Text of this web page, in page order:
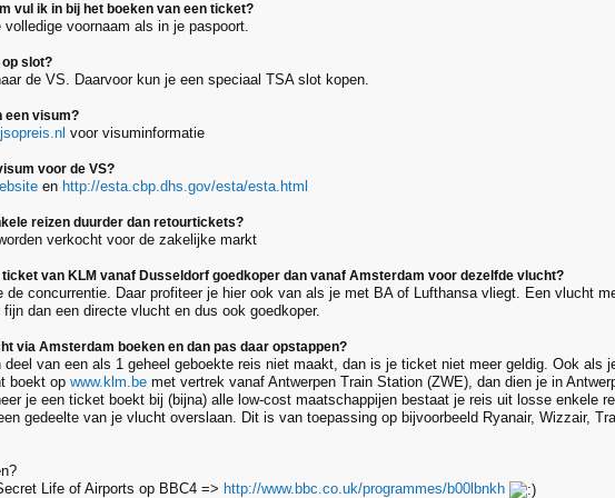
vul ik in bij het boeken van een ticket?
voornaam als in je paspoort.
slot?
de VS. Daarvoor kun je een speciaal TSA slot kopen.
een visum?
voor visuminformatie
voor de VS?
en http://esta.cbp.dhs.gov/esta/esta.html
reizen duurder dan retourtickets?
verkocht voor de zakelijke markt
van KLM vanaf Dusseldorf goedkoper dan vanaf Amsterdam voor dezelfde vlucht?
de concurrentie. Daar profiteer je hier ook van als je met BA of Lufthansa vliegt. Een vlucht
dan een directe vlucht en dus ook goedkoper.
via Amsterdam boeken en dan pas daar opstappen?
deel van een als 1 geheel geboekte reis niet maakt, dan is je ticket niet meer geldig. Ook als
boekt op www.klm.be met vertrek vanaf Antwerpen Train Station (ZWE), dan dien je in
je een ticket boekt bij (bijna) alle low-cost maatschappijen bestaat je reis uit losse enkele
gedeelte van je vlucht overslaan. Dit is van toepassing op bijvoorbeeld Ryanair, Wizzair,
Life of Airports op BBC4 => http://www.bbc.co.uk/programmes/b00lbnkh